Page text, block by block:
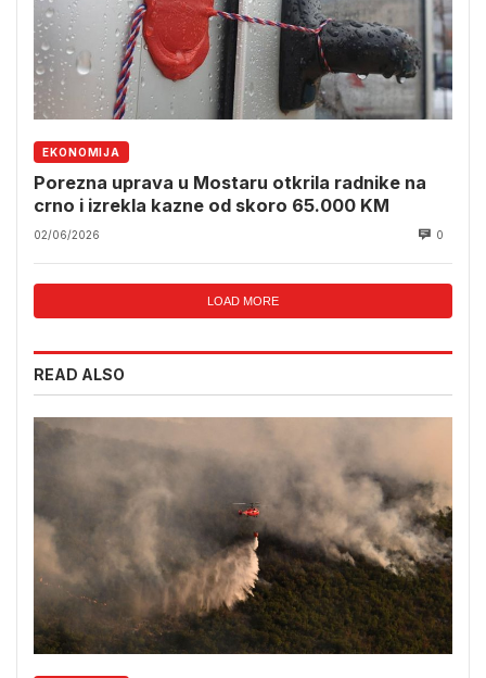
EKONOMIJA
Porezna uprava u Mostaru otkrila radnike na
crno i izrekla kazne od skoro 65.000 KM
02/06/2026 0
LOAD MORE
READ ALSO